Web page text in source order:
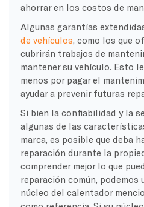
ahorrar en los costos de
Algunas garantías
de vehículos , como los que
cubrirán trabajos de
mantener su vehículo. Esto
menos por pagar el
ayudar a prevenir futuras
Si bien la confiabilidad y la
algunas de las
marca, es posible que deba
reparación durante la
comprender mejor lo que
reparación común, podemos
núcleo del calentador